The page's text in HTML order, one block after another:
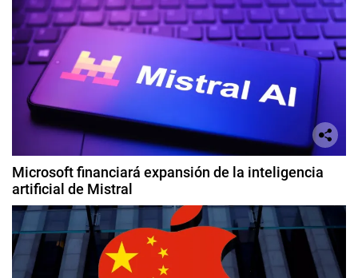
Microsoft financiará expansión de la inteligencia
artificial de Mistral